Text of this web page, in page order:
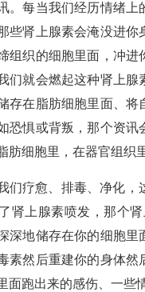
。每当我们经历情绪
些肾上腺素会淹没进
组织的细胞里面，冲
们就会燃起这种肾上
存在脂肪细胞里面、
恐惧或背叛，那个资
肪细胞里，在器官组织里
们疗愈、排毒、净化，
肾上腺素喷发，那个
深地储存在你的细胞
素然后重建你的身体
面跑出来的感伤、一些